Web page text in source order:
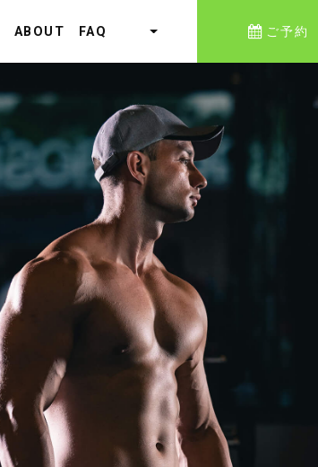
ABOUT FAQ ご予約